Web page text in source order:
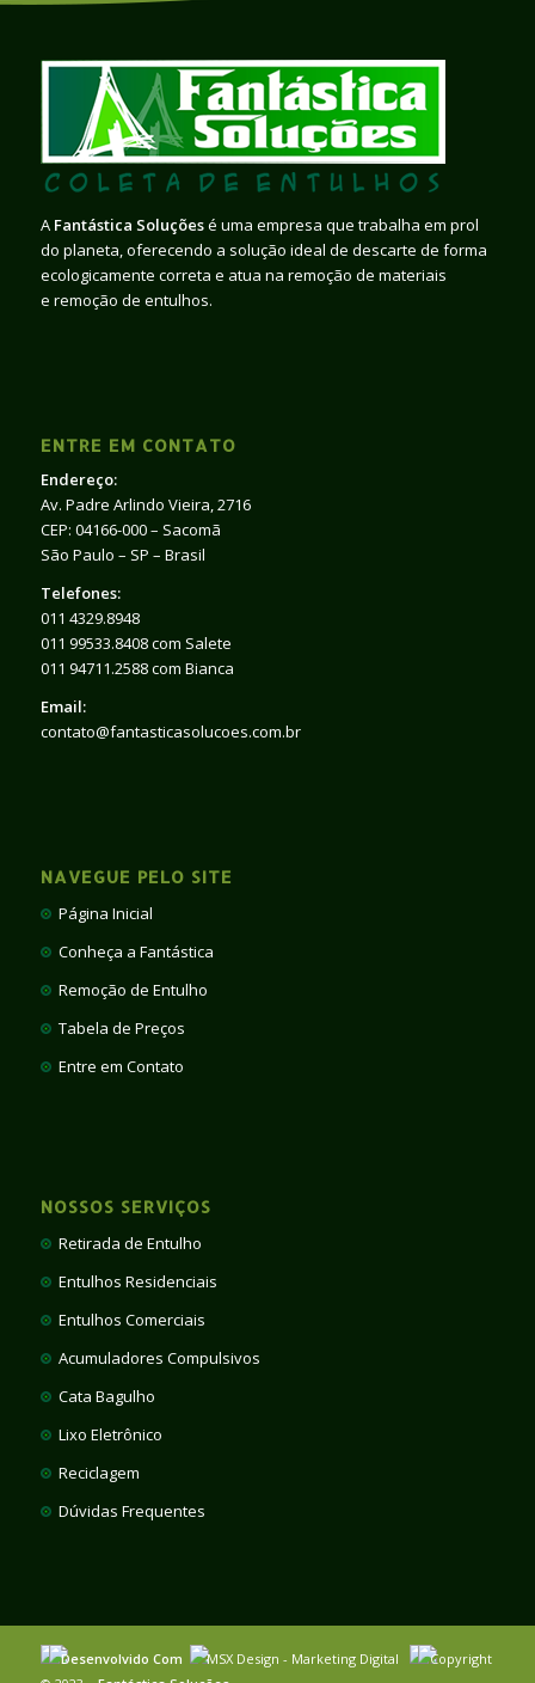
A Fantástica Soluçõesé uma empresa que trabalha em prol
do planeta, oferecendo a solução ideal de descarte de forma
ecologicamente correta e atua na remoção de materiais
e remoção de entulhos.
ENTRE EM CONTATO
Endereço:
Av. Padre Arlindo Vieira, 2716
CEP: 04166-000 – Sacomã
São Paulo – SP – Brasil
Telefones:
011 4329.8948
011 99533.8408 com Salete
011 94711.2588 com Bianca
Email:
contato@fantasticasolucoes.com.br
NAVEGUE PELO SITE
Página Inicial
Conheça a Fantástica
Remoção de Entulho
Tabela de Preços
Entre em Contato
NOSSOS SERVIÇOS
Retirada de Entulho
Entulhos Residenciais
Entulhos Comerciais
Acumuladores Compulsivos
Cata Bagulho
Lixo Eletrônico
Reciclagem
Dúvidas Frequentes
Desenvolvido Com MSX Design - Marketing Digital
Copyright